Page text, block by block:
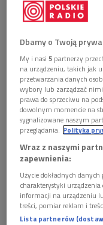
Foto: sxc.hu/cc.
na komórki
zostaną przez niego
ogromny.
Ludzkie embrionalne
komórki
wszystkim możliwym
że to najlepszy
uszkodzonej tkanki
od embrionów budzi
poszukiwanie innych
Nowy sposób polega
Dbamy o Twoją
My i nasi5 partnerzy
na urządzeniu, takich jak
przetwarzania danych
wybory lub zarządzać
prawa do sprzeciwu na
dowolnym momencie na
sygnalizowane naszym
przeglądania. Polityka
Wraz z naszymi
zapewnienia:
Użycie dokładnych
charakterystyki
informacji na urządzeniu
treści, pomiar reklam i
Lista partnerów